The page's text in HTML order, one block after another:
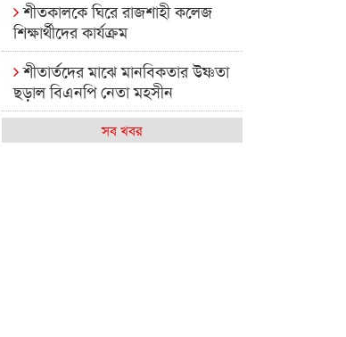
শীতকালকে ঘিরে রাজশাহী কলেজ
শিক্ষার্থীদের কার্যক্রম
শীতার্তদের মাঝে মানবিকতার উষ্ণতা
ছড়াল বিএনপি নেতা মহসীন
রাজশাহী কলেজের মিষ্টি বিকেল
সব খবর